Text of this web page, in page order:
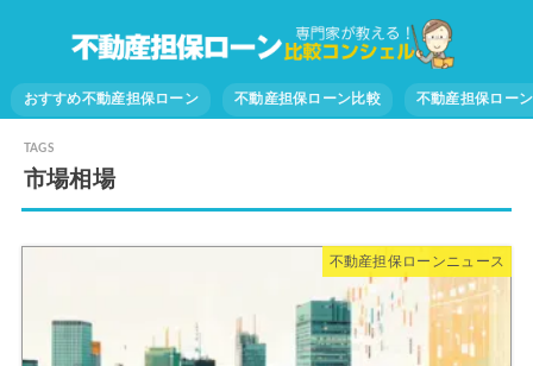
おすすめ不動産担保ローン 不動産担保ローン比較 不動産担保ロー
市場相場
不動産担保ローンニュース